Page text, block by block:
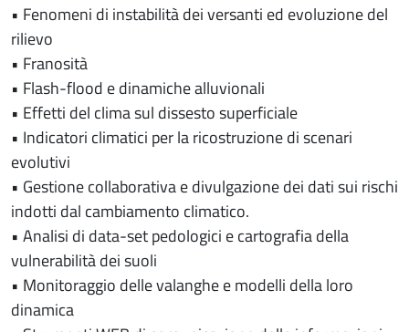
• Fenomeni di instabilità dei versanti ed evoluzione del
rilievo
• Franosità
• Flash-flood e dinamiche alluvionali
• Effetti del clima sul dissesto superficiale
• Indicatori climatici per la ricostruzione di scenari
evolutivi
• Gestione collaborativa e divulgazione dei dati sui rischi
indotti dal cambiamento climatico.
• Analisi di data-set pedologici e cartografia della
vulnerabilità dei suoli
• Monitoraggio delle valanghe e modelli della loro
dinamica